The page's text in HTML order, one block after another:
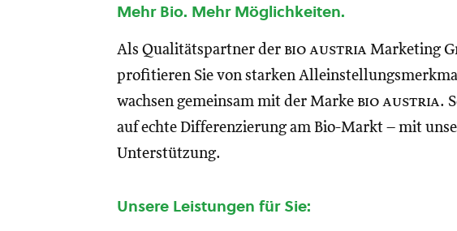
Mehr Bio. Mehr Möglichkeiten.
Als Qualitätspartner der bio austria Marketing
profitieren Sie von starken
wachsen gemeinsam mit der Marke bio austria.
auf echte Differenzierung am Bio-Markt – mit
Unterstützung.
Unsere Leistungen für Sie: